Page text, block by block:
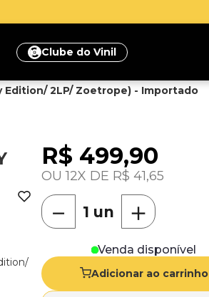
Clube do Vinil
Edition/ 2LP/ Zoetrope) - Importado
R$ 499,90
12 R$ 41,65
＋
－
Venda disponível
Adicionar ao carrinho